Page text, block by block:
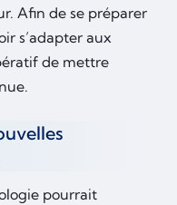
Afin de se préparer
s’adapter aux
de mettre
pourrait